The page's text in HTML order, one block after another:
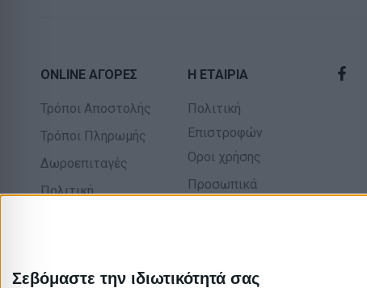
Σεβόμαστε την ιδιωτικότητά σας
ONLINE ΑΓΟΡΕΣ
Τρόποι Αποστολής
Τρόποι Πληρωμής
Δωροεπιταγές
Πολιτική
Η ΕΤΑΙΡΙΑ
Πολιτική
Επιστροφών
Οροι χρήσης
Προσωπικά